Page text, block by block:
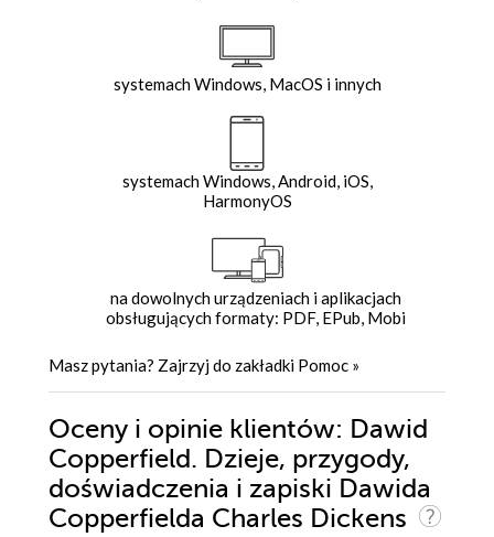
systemach Windows, MacOS i innych
systemach Windows, Android, iOS,
HarmonyOS
na dowolnych urządzeniach i aplikacjach
obsługujących formaty: PDF, EPub, Mobi
Masz pytania? Zajrzyj do zakładki Pomoc »
Oceny i opinie klientów: Dawid
Copperfield. Dzieje, przygody,
doświadczenia i zapiski Dawida
Copperfielda Charles Dickens